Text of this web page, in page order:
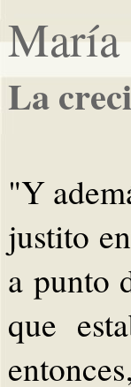
María
La
"Y
justito
a punto
que